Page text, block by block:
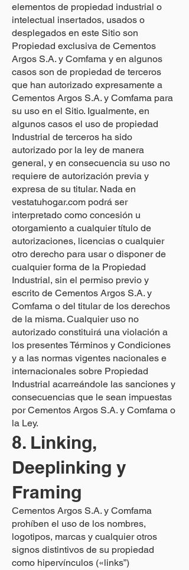
elementos de propiedad industrial o
intelectual insertados, usados o
desplegados en este Sitio son
Propiedad exclusiva de Cementos
Argos S.A. y Comfama y en algunos
casos son de propiedad de terceros
que han autorizado expresamente a
Cementos Argos S.A. y Comfama para
su uso en el Sitio. Igualmente, en
algunos casos el uso de propiedad
Industrial de terceros ha sido
autorizado por la ley de manera
general, y en consecuencia su uso no
requiere de autorización previa y
expresa de su titular. Nada en
vestatuhogar.com podrá ser
interpretado como concesión u
otorgamiento a cualquier título de
autorizaciones, licencias o cualquier
otro derecho para usar o disponer de
cualquier forma de la Propiedad
Industrial, sin el permiso previo y
escrito de Cementos Argos S.A. y
Comfama o del titular de los derechos
de la misma. Cualquier uso no
autorizado constituirá una violación a
los presentes Términos y Condiciones
y a las normas vigentes nacionales e
internacionales sobre Propiedad
Industrial acarreándole las sanciones y
consecuencias que le sean impuestas
por Cementos Argos S.A. y Comfama o
la Ley.
8. Linking,
Deeplinking y
Framing
Cementos Argos S.A. y Comfama
prohíben el uso de los nombres,
logotipos, marcas y cualquier otros
signos distintivos de su propiedad
como hipervínculos («links”)